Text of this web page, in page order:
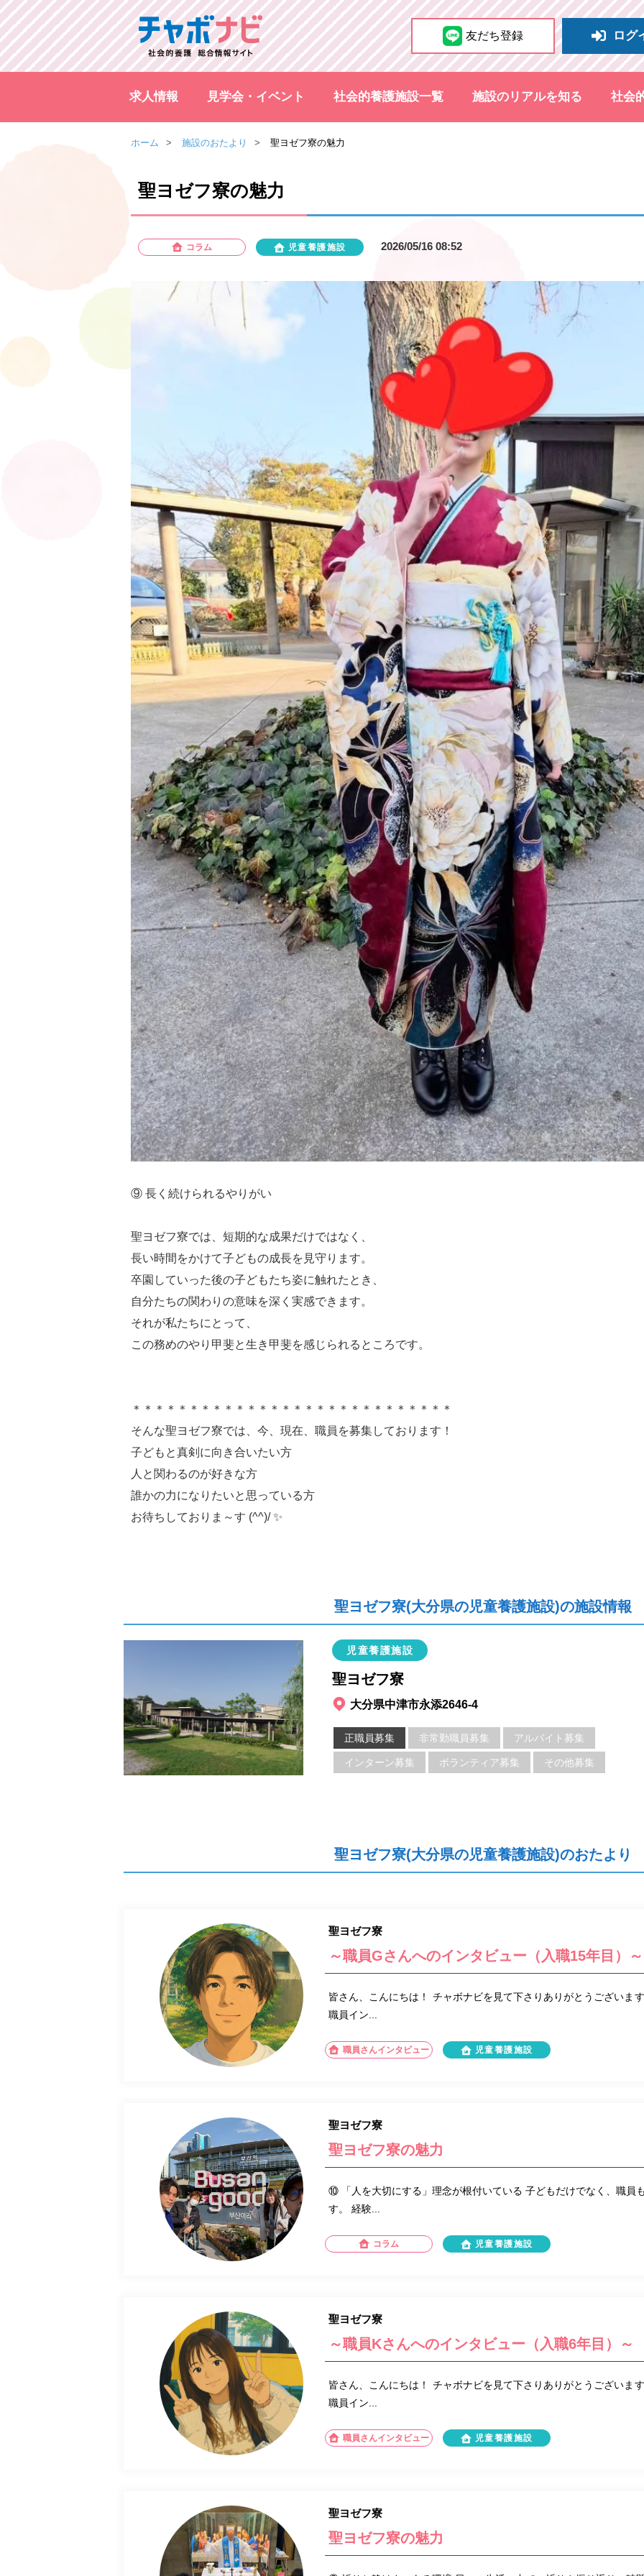
友だち登録 ログ
求人情報 見学会・イベント 社会的養護施設一覧 施設のリアルを知る 社会
ホーム 施設のおたより 聖ヨゼフ寮の魅力
聖ヨゼフ寮の魅力
コラム 児童養護施設 2026/05/16 08:52
⑨ 長く続けられるやりがい
聖ヨゼフ寮では、短期的な成果だけではなく、
長い時間をかけて子どもの成長を見守ります。
卒園していった後の子どもたち姿に触れたとき、
自分たちの関わりの意味を深く実感できます。
それが私たちにとって、
この務めのやり甲斐と生き甲斐を感じられるところです。
＊＊＊＊＊＊＊＊＊＊＊＊＊＊＊＊＊＊＊＊＊＊＊＊＊＊＊＊
そんな聖ヨゼフ寮では、今、現在、職員を募集しております！
子どもと真剣に向き合いたい方
人と関わるのが好きな方
誰かの力になりたいと思っている方
お待ちしておりま～す (^^)/ ✨
聖ヨゼフ寮(大分県の児童養護施設)の施設情報
児童養護施設
聖ヨゼフ寮
大分県中津市永添2646-4
正職員募集 非常勤職員募集 アルバイト募集
インターン募集 ボランティア募集 その他募集
聖ヨゼフ寮(大分県の児童養護施設)のおたより
聖ヨゼフ寮
～職員Gさんへのインタビュー（入職15年目）～
皆さん、こんにちは！ チャボナビを見て下さりありがとうございま
職員イン...
職員さんインタビュー 児童養護施設
聖ヨゼフ寮
聖ヨゼフ寮の魅力
⑩ 「人を大切にする」理念が根付いている 子どもだけでなく、職員
す。 経験...
コラム 児童養護施設
聖ヨゼフ寮
～職員Kさんへのインタビュー（入職6年目）～
皆さん、こんにちは！ チャボナビを見て下さりありがとうございま
職員イン...
職員さんインタビュー 児童養護施設
聖ヨゼフ寮
聖ヨゼフ寮の魅力